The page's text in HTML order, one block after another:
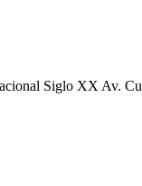
Siglo XX Av.